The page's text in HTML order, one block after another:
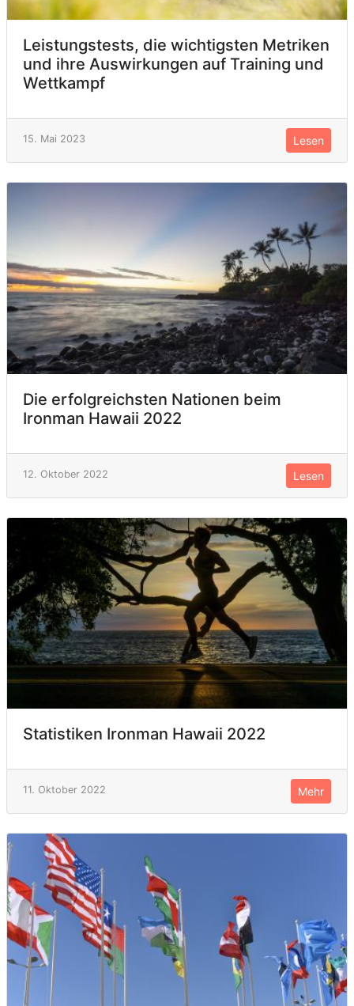
Leistungstests, die wichtigsten Metriken
und ihre Auswirkungen auf Training und
Wettkampf
15. Mai 2023 Lesen
Die erfolgreichsten Nationen beim
Ironman Hawaii 2022
12. Oktober 2022 Lesen
Statistiken Ironman Hawaii 2022
11. Oktober 2022 Mehr